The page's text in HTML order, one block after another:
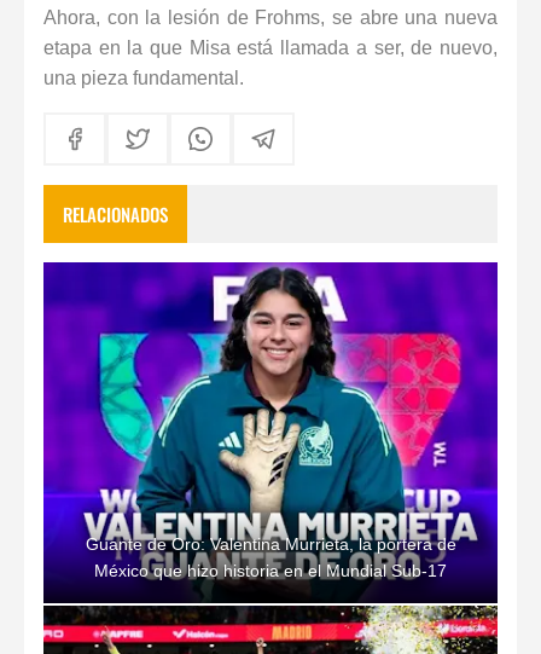
Ahora, con la lesión de Frohms, se abre una nueva
etapa en la que Misa está llamada a ser, de nuevo,
una pieza fundamental.
RELACIONADOS
Guante de Oro: Valentina Murrieta, la portera de
México que hizo historia en el Mundial Sub-17